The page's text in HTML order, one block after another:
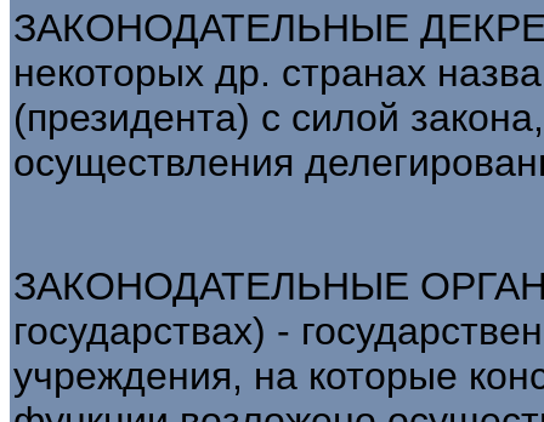
ЗАКОНОДАТЕЛЬНЫЕ
некоторых др. странах
(президента) с силой
осуществления
ЗАКОНОДАТЕЛЬНЫЕ
государствах) -
учреждения, на которые